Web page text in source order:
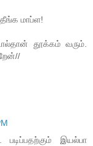
மாப்ள!
தூக்கம் வரும்.
இயல்பா